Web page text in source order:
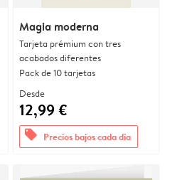
Magia moderna
Tarjeta prémium con tres
acabados diferentes
Pack de 10 tarjetas
Desde
12,99 €
offers Precios bajos cada día